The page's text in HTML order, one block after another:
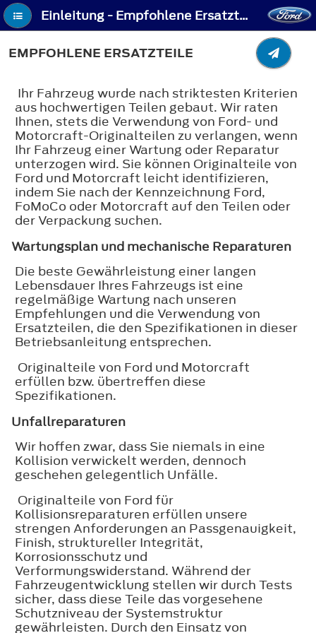
Einleitung - Empfohlene Ersatzteile
EMPFOHLENE ERSATZTEILE
Ihr Fahrzeug wurde nach striktesten Kriterien
aus hochwertigen Teilen gebaut. Wir raten
Ihnen, stets die Verwendung von Ford- und
Motorcraft-Originalteilen zu verlangen, wenn
Ihr Fahrzeug einer Wartung oder Reparatur
unterzogen wird. Sie können Originalteile von
Ford und Motorcraft leicht identifizieren,
indem Sie nach der Kennzeichnung Ford,
FoMoCo oder Motorcraft auf den Teilen oder
der Verpackung suchen.
Wartungsplan und mechanische Reparaturen
Die beste Gewährleistung einer langen
Lebensdauer Ihres Fahrzeugs ist eine
regelmäßige Wartung nach unseren
Empfehlungen und die Verwendung von
Ersatzteilen, die den Spezifikationen in dieser
Betriebsanleitung entsprechen.
Originalteile von Ford und Motorcraft
erfüllen bzw. übertreffen diese
Spezifikationen.
Unfallreparaturen
Wir hoffen zwar, dass Sie niemals in eine
Kollision verwickelt werden, dennoch
geschehen gelegentlich Unfälle.
Originalteile von Ford für
Kollisionsreparaturen erfüllen unsere
strengen Anforderungen an Passgenauigkeit,
Finish, struktureller Integrität,
Korrosionsschutz und
Verformungswiderstand. Während der
Fahrzeugentwicklung stellen wir durch Tests
sicher, dass diese Teile das vorgesehene
Schutzniveau der Systemstruktur
gewährleisten. Durch den Einsatz von